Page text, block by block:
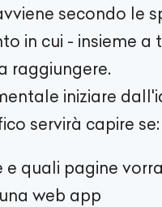
secondo le
in cui - insieme a
raggiungere.
iniziare
servirà capire se:
e quali pagine
web app